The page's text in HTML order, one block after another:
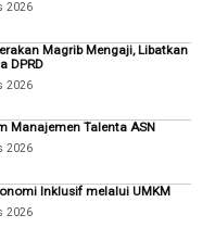
2026
Magrib Mengaji, Libatkan
DPRD
2026
Manajemen Talenta ASN
2026
Inklusif melalui UMKM
2026